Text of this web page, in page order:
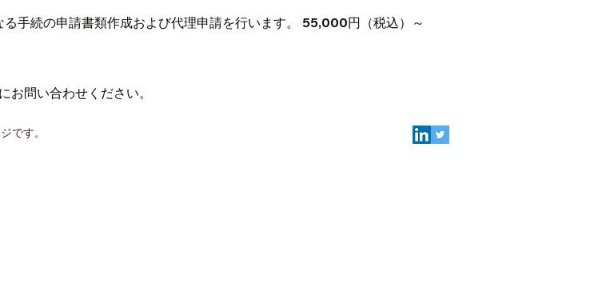
る手続の申請書類作成および代理申請を行います。 55,000円（税込）～
お問い合わせください。
です。